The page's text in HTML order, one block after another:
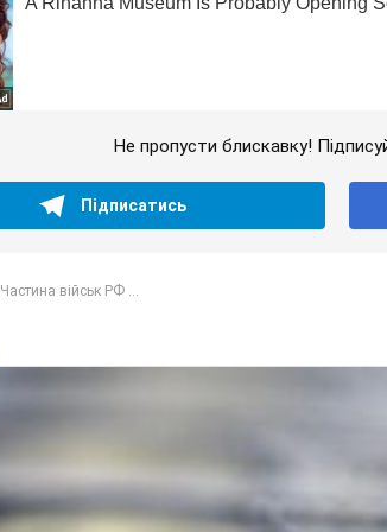
Не пропусти блискавку!
Підписатись
Частина військ РФ ...